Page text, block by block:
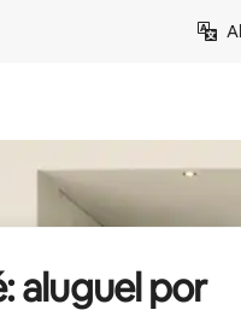
aluguel por